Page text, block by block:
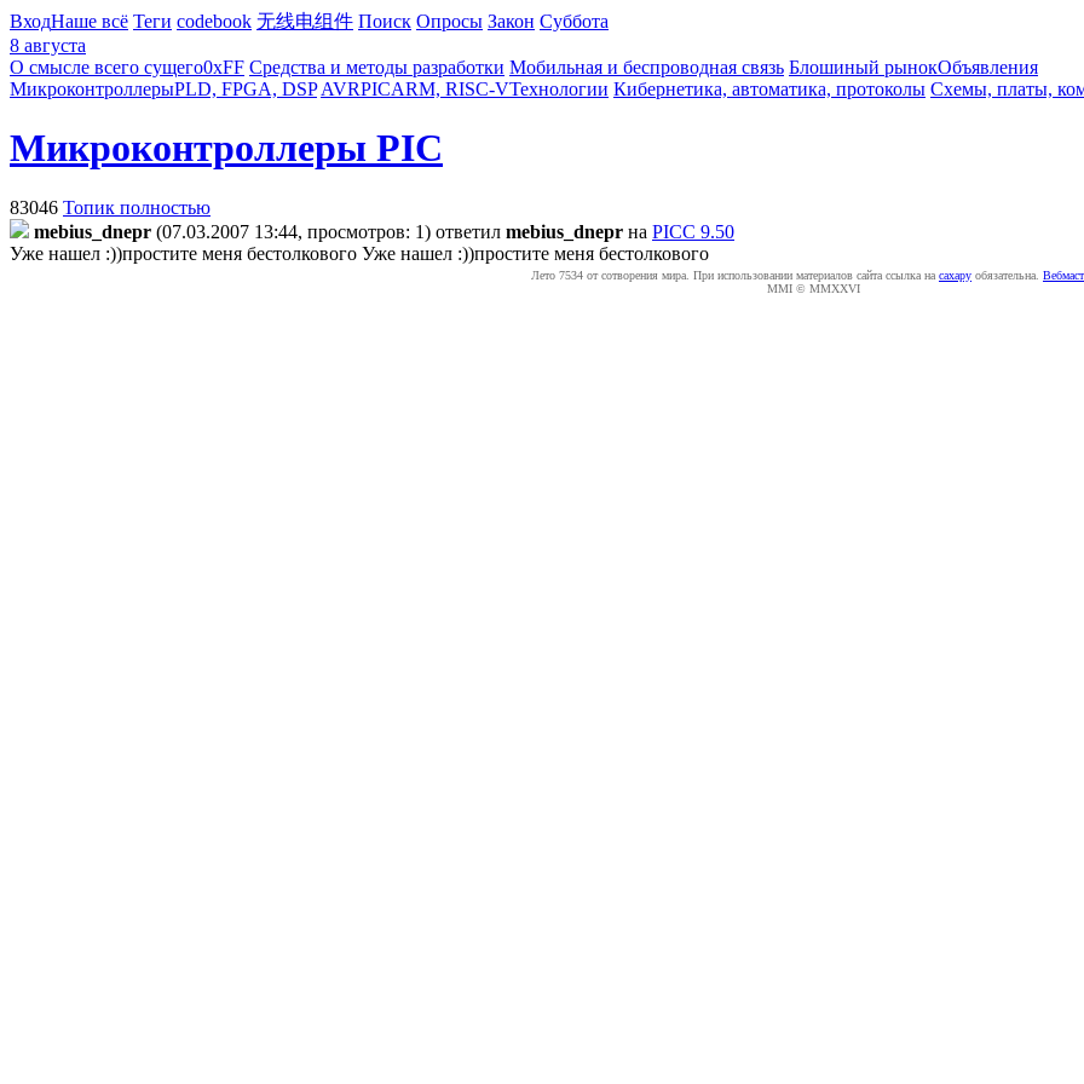
ВходНаше всё Теги codebook 无线电组件 Поиск Опросы Закон Суббота
8 августа
О смысле всего сущего0xFF Средства и методы разработки Мобильная и беспроводная связь Блошиный рынокОбъявления
МикроконтроллерыPLD, FPGA, DSP AVRPICARM, RISC-VТехнологии Кибернетика, автоматика, протоколы Схемы, платы,
Микроконтроллеры PIC
83046 Топик полностью
mebius_dnepr (07.03.2007 13:44, просмотров: 1) ответил mebius_dnepr на PICC 9.50
Уже нашел :))простите меня бестолкового Уже нашел :))простите меня бестолкового
Лето 7534 от сотворения мира. При использовании материалов сайта ссылка на caxapу обязательна.
MMI © MMXXVI